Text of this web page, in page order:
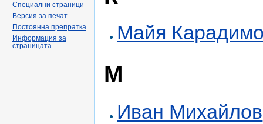
Майя
М
Иван Михайлов
Специални страници
Версия за печат
Постоянна препратка
Информация за
страницата